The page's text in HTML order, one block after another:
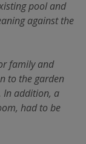
pool and
against the
family and
to the garden
In addition, a
had to be